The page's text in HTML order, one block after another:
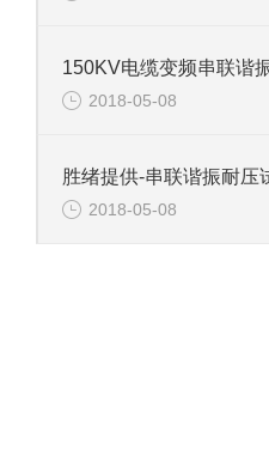
2018-05-08
2018-05-08